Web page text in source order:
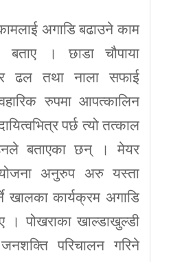
कामलाई अगाडि बढाउने काम
। छाडा चौपाया
ढल तथा नाला सफाई
रुपमा आपत्कालिन
पर्छ त्यो तत्काल
बताएका छन् । मेयर
अनुरुप अरु यस्ता
खालका कार्यक्रम अगाडि
। पोखराका खाल्डाखुल्डी
परिचालन गरिने